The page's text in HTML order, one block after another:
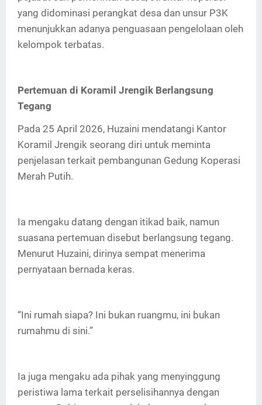
yang didominasi perangkat desa dan unsur P3K
menunjukkan adanya penguasaan pengelolaan oleh
kelompok terbatas.
Pertemuan di Koramil Jrengik Berlangsung
Tegang
Pada 25 April 2026, Huzaini mendatangi Kantor
Koramil Jrengik seorang diri untuk meminta
penjelasan terkait pembangunan Gedung Koperasi
Merah Putih.
Ia mengaku datang dengan itikad baik, namun
suasana pertemuan disebut berlangsung tegang.
Menurut Huzaini, dirinya sempat menerima
pernyataan bernada keras.
“Ini rumah siapa? Ini bukan ruangmu, ini bukan
rumahmu di sini.”
Ia juga mengaku ada pihak yang menyinggung
peristiwa lama terkait perselisihannya dengan